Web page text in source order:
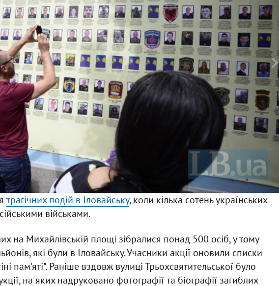
трагічних подій в Іловайську, коли кілька сотень українських
військами.
на Михайлівській площі зібралися понад 500 осіб, у тому
які були в Іловайську. Учасники акції оновили списки
пам'яті". Раніше вздовж вулиці Трьохсвятительської було
на яких надруковано фотографії та біографії загиблих